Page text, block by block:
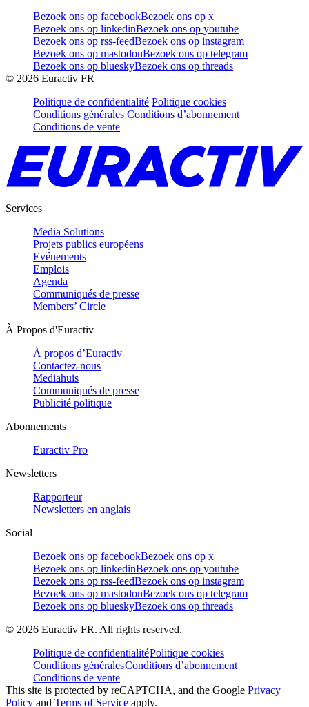
Bezoek ons op facebookBezoek ons op x
Bezoek ons op linkedinBezoek ons op youtube
Bezoek ons op rss-feedBezoek ons op instagram
Bezoek ons op mastodonBezoek ons op telegram
Bezoek ons op blueskyBezoek ons op threads
© 2026 Euractiv FR
Politique de confidentialité Politique cookies
Conditions générales Conditions d’abonnement
Conditions de vente
Services
Media Solutions
Projets publics européens
Evénements
Emplois
Agenda
Communiqués de presse
Members’ Circle
À Propos d'Euractiv
À propos d’Euractiv
Contactez-nous
Mediahuis
Communiqués de presse
Publicité politique
Abonnements
Euractiv Pro
Newsletters
Rapporteur
Newsletters en anglais
Social
Bezoek ons op facebookBezoek ons op x
Bezoek ons op linkedinBezoek ons op youtube
Bezoek ons op rss-feedBezoek ons op instagram
Bezoek ons op mastodonBezoek ons op telegram
Bezoek ons op blueskyBezoek ons op threads
© 2026 Euractiv FR. All rights reserved.
Politique de confidentialitéPolitique cookies
Conditions généralesConditions d’abonnement
Conditions de vente
This site is protected by reCAPTCHA, and the Google Privacy
Policy and Terms of Service apply.